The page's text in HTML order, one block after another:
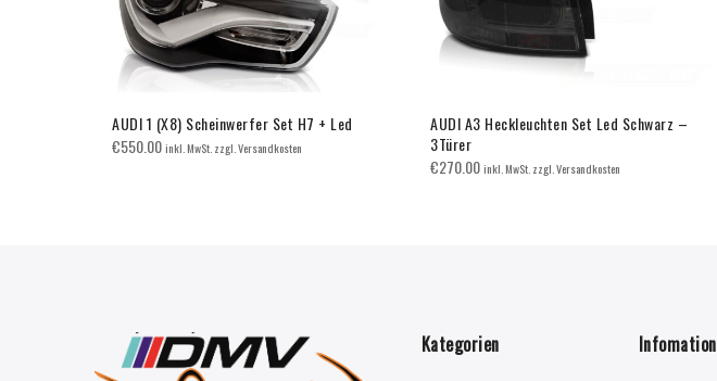
AUDI 1 (X8) Scheinwerfer Set H7 + Led
€550.00inkl. MwSt. zzgl. Versandkosten
AUDI A3 Heckleuchten Set Led Schwarz –
3Türer
€270.00inkl. MwSt. zzgl. Versandkosten
Kategorien Infomation